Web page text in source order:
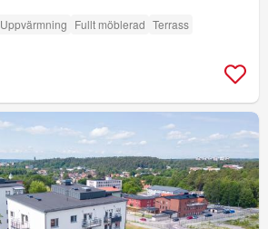
Uppvärmning Fullt möblerad Terrass